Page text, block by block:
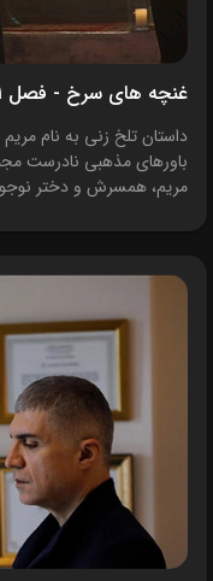
غنچه های سرخ - فصل 1 قسمت 4
باورهای مذهبی نادرست
مریم، همسرش و دختر